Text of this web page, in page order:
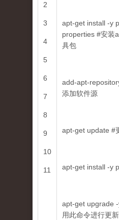
2
3
4
5
6
7
8
9
10
11
apt-get install -y
properties #安装
具包
add-apt-
添加软件源
apt-get update #
apt-get install -y
apt-get upgrade
用此命令进行更新